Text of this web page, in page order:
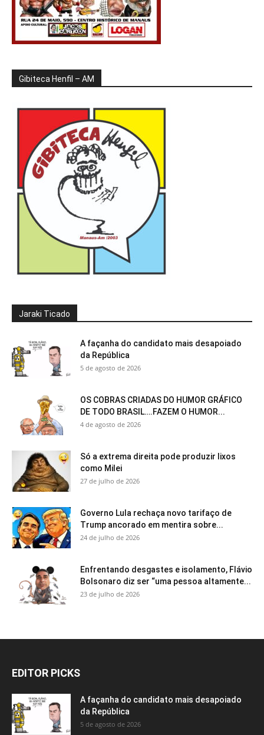
Gibiteca Henfil – AM
Jaraki Ticado
A façanha do candidato mais desapoiado
da República
5 de agosto de 2026
OS COBRAS CRIADAS DO HUMOR GRÁFICO
DE TODO BRASIL….FAZEM O HUMOR...
4 de agosto de 2026
Só a extrema direita pode produzir lixos
como Milei
27 de julho de 2026
Governo Lula rechaça novo tarifaço de
Trump ancorado em mentira sobre...
24 de julho de 2026
Enfrentando desgastes e isolamento, Flávio
Bolsonaro diz ser “uma pessoa altamente...
23 de julho de 2026
EDITOR PICKS
A façanha do candidato mais desapoiado
da República
5 de agosto de 2026